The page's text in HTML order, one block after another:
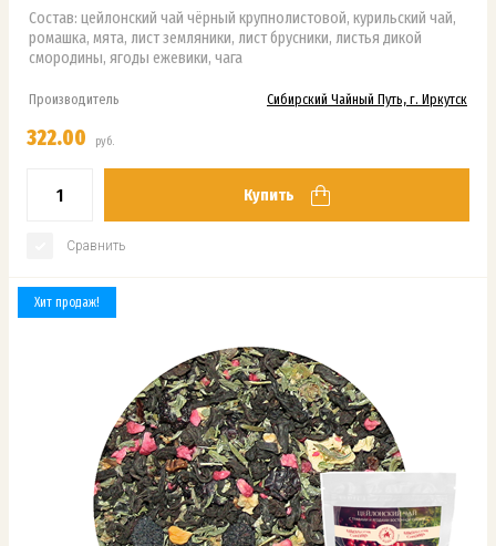
Состав: цейлонский чай чёрный крупнолистовой, курильский чай,
ромашка, мята, лист земляники, лист брусники, листья дикой
смородины, ягоды ежевики, чага
Производитель Сибирский Чайный Путь, г. Иркутск
322.00 руб.
Купить
Сравнить
Хит продаж!